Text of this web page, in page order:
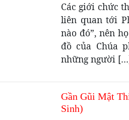
Các giới chức
liên quan tới
nào đó”, nên
đồ của Chúa
những người
Gần Gũi Mật
Sinh)